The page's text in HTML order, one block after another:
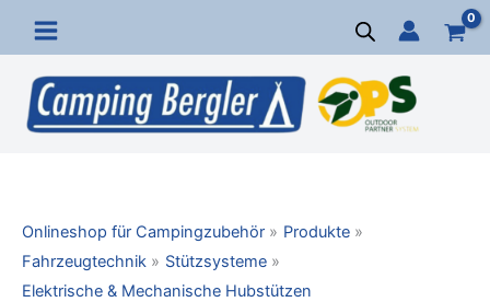
Inhalt
springen
Onlineshop für Campingzubehör
Produkte
Fahrzeugtechnik
Stützsysteme
Elektrische & Mechanische Hubstützen